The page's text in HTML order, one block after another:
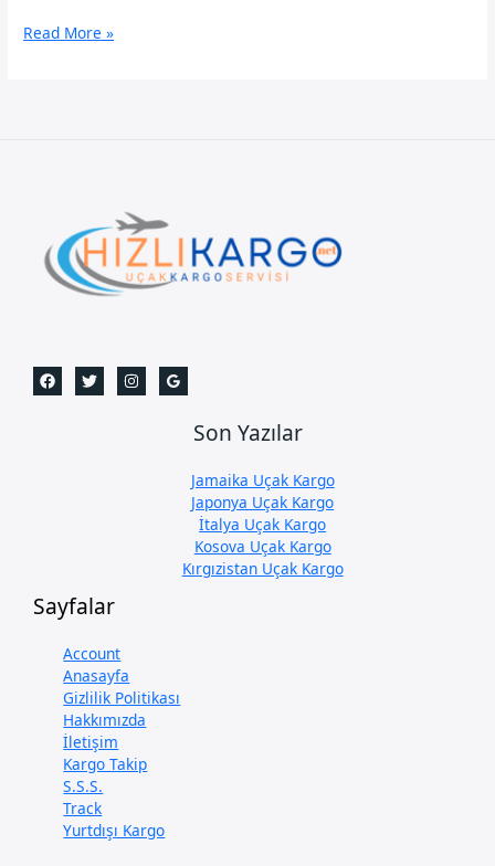
Arnavutluk
Read More »
Son Yazılar
Jamaika Uçak Kargo
Japonya Uçak Kargo
İtalya Uçak Kargo
Kosova Uçak Kargo
Kırgızistan Uçak Kargo
Sayfalar
Account
Anasayfa
Gizlilik Politikası
Hakkımızda
İletişim
Kargo Takip
S.S.S.
Track
Yurtdışı Kargo